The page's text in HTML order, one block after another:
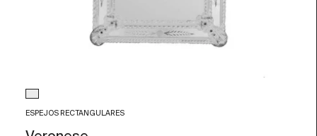
Color de Cristal
Transparente
ESPEJOS RECTANGULARES